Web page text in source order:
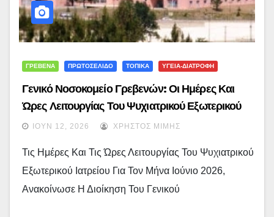
ΓΡΕΒΕΝΑ ΠΡΩΤΟΣΕΛΙΔΟ ΤΟΠΙΚΑ ΥΓΕΙΑ-ΔΙΑΤΡΟΦΗ
Γενικό Νοσοκομείο Γρεβενών: Οι Ημέρες Και
Ώρες Λειτουργίας Του Ψυχιατρικού Εξωτερικού
Ιατρείου Για Τον Ιούνιο
ΙΟΎΝ 12, 2026 ΧΡΉΣΤΟΣ ΜΊΜΗΣ
Τις Ημέρες Και Τις Ώρες Λειτουργίας Του Ψυχιατρικού
Εξωτερικού Ιατρείου Για Τον Μήνα Ιούνιο 2026,
Ανακοίνωσε Η Διοίκηση Του Γενικού